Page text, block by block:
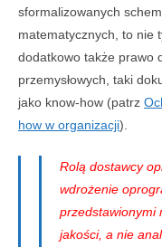
sformalizowanych
matematycznych, to nie
dodatkowo także prawo
przemysłowych, taki
jako know-how (patrz
how w organizacji).
Rolą dostawcy
wdrożenie
przedstawionymi
jakości, a nie